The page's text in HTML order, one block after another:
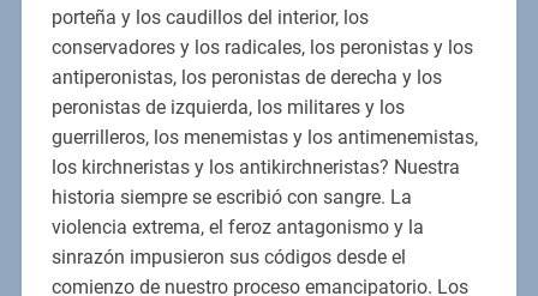
porteña y los caudillos del interior, los
conservadores y los radicales, los peronistas y los
antiperonistas, los peronistas de derecha y los
peronistas de izquierda, los militares y los
guerrilleros, los menemistas y los antimenemistas,
los kirchneristas y los antikirchneristas? Nuestra
historia siempre se escribió con sangre. La
violencia extrema, el feroz antagonismo y la
sinrazón impusieron sus códigos desde el
comienzo de nuestro proceso emancipatorio. Los